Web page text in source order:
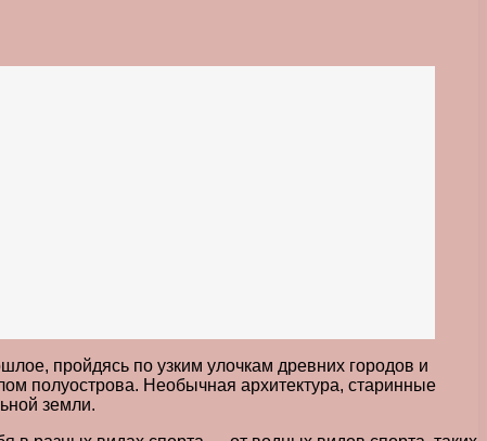
пройдясь по узким улочкам древних городов и
полуострова. Необычная архитектура, старинные
земли.